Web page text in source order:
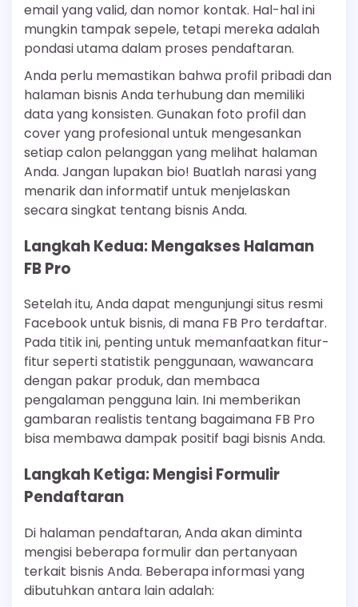
email yang valid, dan nomor kontak. Hal-hal ini
mungkin tampak sepele, tetapi mereka adalah
pondasi utama dalam proses pendaftaran.
Anda perlu memastikan bahwa profil pribadi dan
halaman bisnis Anda terhubung dan memiliki
data yang konsisten. Gunakan foto profil dan
cover yang profesional untuk mengesankan
setiap calon pelanggan yang melihat halaman
Anda. Jangan lupakan bio! Buatlah narasi yang
menarik dan informatif untuk menjelaskan
secara singkat tentang bisnis Anda.
Langkah Kedua: Mengakses Halaman
FB Pro
Setelah itu, Anda dapat mengunjungi situs resmi
Facebook untuk bisnis, di mana FB Pro terdaftar.
Pada titik ini, penting untuk memanfaatkan fitur-
fitur seperti statistik penggunaan, wawancara
dengan pakar produk, dan membaca
pengalaman pengguna lain. Ini memberikan
gambaran realistis tentang bagaimana FB Pro
bisa membawa dampak positif bagi bisnis Anda.
Langkah Ketiga: Mengisi Formulir
Pendaftaran
Di halaman pendaftaran, Anda akan diminta
mengisi beberapa formulir dan pertanyaan
terkait bisnis Anda. Beberapa informasi yang
dibutuhkan antara lain adalah: